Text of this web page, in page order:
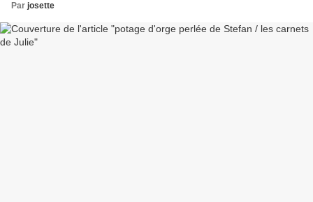
Par josette